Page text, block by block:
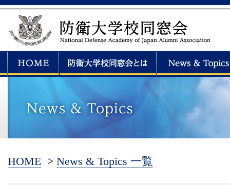
HOME > News & Topics 一覧